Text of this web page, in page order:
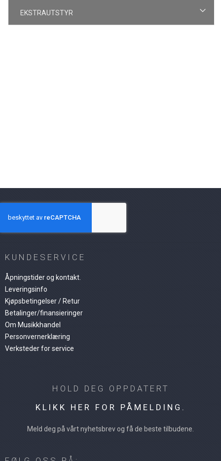
EKSTRAUTSTYR
KUNDESERVICE
Åpningstider og kontakt.
Leveringsinfo
Kjøpsbetingelser / Retur
Betalinger/finansieringer
Om Musikkhandel
Personvernerklæring
Verksteder for service
HOLD DEG OPPDATERT
KLIKK HER FOR PÅMELDING.
Meld deg på vårt nyhetsbrev og få de beste tilbudene.